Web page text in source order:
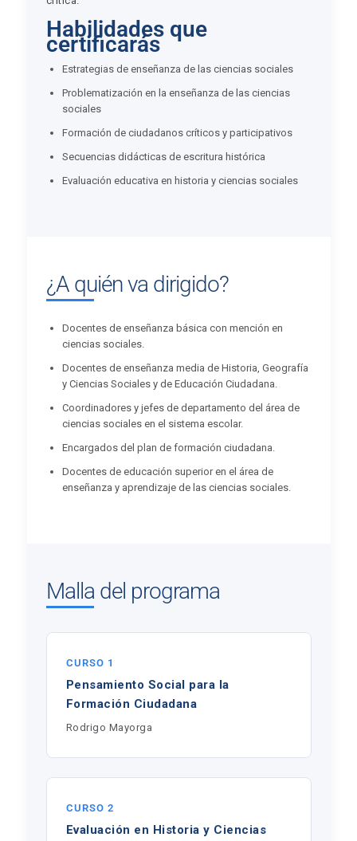
Habilidades que
certificarás
Estrategias de enseñanza de las ciencias sociales
Problematización en la enseñanza de las ciencias
sociales
Formación de ciudadanos críticos y participativos
Secuencias didácticas de escritura histórica
Evaluación educativa en historia y ciencias sociales
¿A quién va dirigido?
Docentes de enseñanza básica con mención en
ciencias sociales.
Docentes de enseñanza media de Historia, Geografía
y Ciencias Sociales y de Educación Ciudadana.
Coordinadores y jefes de departamento del área de
ciencias sociales en el sistema escolar.
Encargados del plan de formación ciudadana.
Docentes de educación superior en el área de
enseñanza y aprendizaje de las ciencias sociales.
Malla del programa
CURSO 1
Pensamiento Social para la
Formación Ciudadana
Rodrigo Mayorga
CURSO 2
Evaluación en Historia y Ciencias